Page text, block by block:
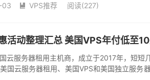
03  VPS推荐 阅读(227)
活动整理汇总 美国VPS年付低至
云服务器租用主机商，成立于2017年，短短
国云服务器租用、美国VPS和美国独立服务